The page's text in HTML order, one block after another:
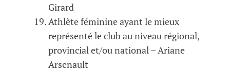
Girard
Athlète féminine ayant le mieux
représenté le club au niveau régional,
provincial et/ou national – Ariane
Arsenault